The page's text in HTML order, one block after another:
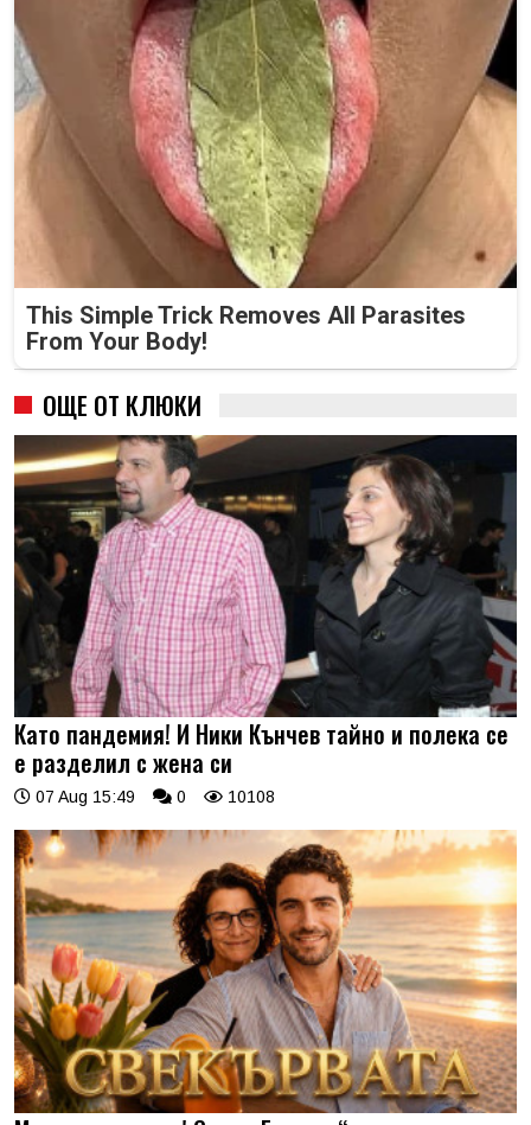
This Simple Trick Removes All Parasites
From Your Body!
ОЩЕ ОТ КЛЮКИ
Като пандемия! И Ники Кънчев тайно и полека се
е разделил с жена си
07 Aug 15:49 0 10108